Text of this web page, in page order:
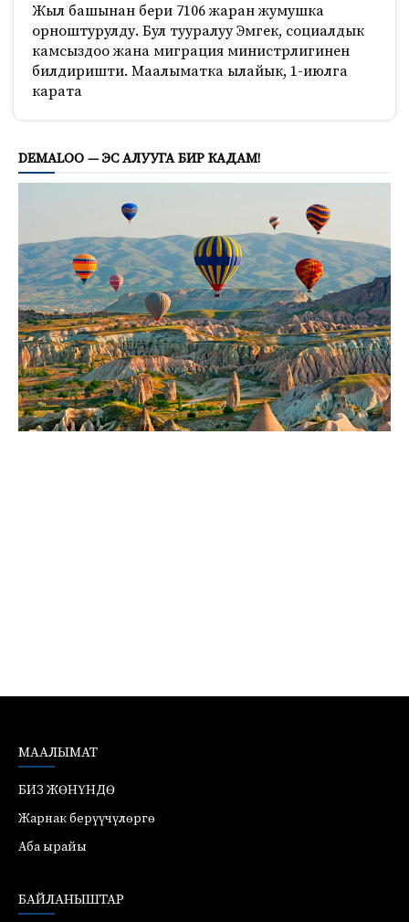
Жыл башынан бери 7106 жаран жумушка
орноштурулду. Бул тууралуу Эмгек, социалдык
камсыздоо жана миграция министрлигинен
билдиришти. Маалыматка ылайык, 1-июлга
карата
DEMALOO — ЭС АЛУУГА БИР КАДАМ!
МААЛЫМАТ
БИЗ ЖӨНҮНДӨ
Жарнак берүүчүлөргө
Аба ырайы
БАЙЛАНЫШТАР